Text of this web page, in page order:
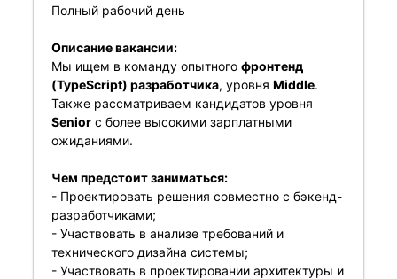
Полный рабочий день
Описание вакансии:
Мы ищем в команду опытного фронтенд
(TypeScript) разработчика, уровня Middle.
Также рассматриваем кандидатов уровня
Seniorс более высокими зарплатными
ожиданиями.
Чем предстоит заниматься:
- Проектировать решения совместно с бэкенд-
разработчиками;
- Участвовать в анализе требований и
технического дизайна системы;
- Участвовать в проектировании архитектуры и